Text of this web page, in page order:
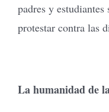
padres y estudiantes
protestar contra las
La humanidad de